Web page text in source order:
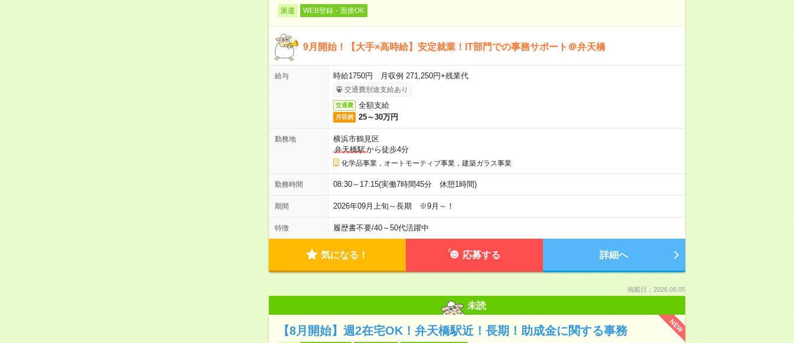
派遣 WEB登録・面接OK
9月開始！【大手×高時給】安定就業！IT部門での事務サポート＠弁天橋
給与 時給1750円 月収例 271,250円+残業代
交通費別途支給あり
交通費 全額支給
月収例 25～30万円
勤務地
横浜市鶴見区
弁天橋駅から徒歩4分
化学品事業，オートモーティブ事業，建築ガラス事業
勤務時間 08:30～17:15(実働7時間45分 休憩1時間)
期間 2026年09月上旬～長期 ※9月～！
特徴 履歴書不要/40～50代活躍中
気になる！ 応募する 詳細へ
掲載日：2026.08.05
未読
NEW
【8月開始】週2在宅OK！弁天橋駅近！長期！助成金に関する事務